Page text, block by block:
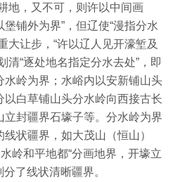
地，又不可，则许以中间画
铺外为界”， 但辽使“漫指分水
大让步，“许以辽人见开濠堑及
清“逐处地名指定分水去处”，即
岭为界； 水峪内以安新铺山头
以白草铺山头分水岭向西接古长
立封疆界石壕子等。 分水岭为界
状疆界，如大茂山（恒山）
岭和平地都“分画地界，开壕立
分了线状清晰疆界。